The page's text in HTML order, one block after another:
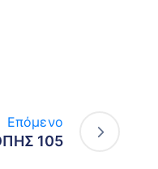
Επόμενο
105